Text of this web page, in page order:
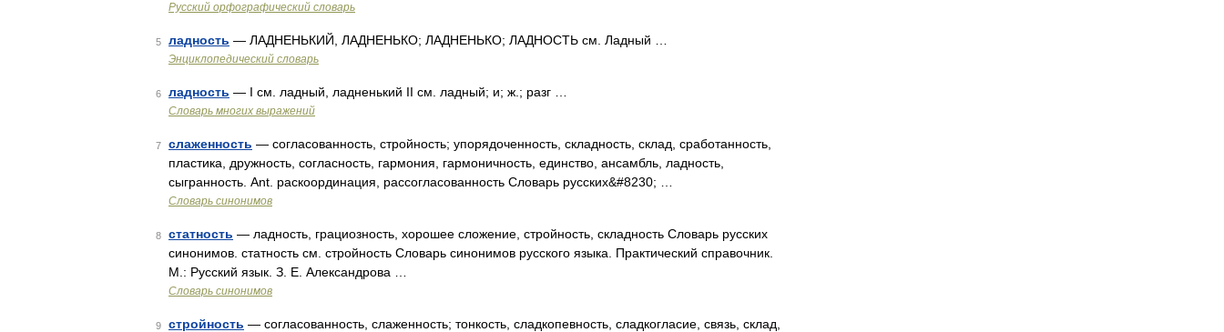
Русский орфографический словарь
5 ладность — ЛАДНЕНЬКИЙ, ЛАДНЕНЬКО; ЛАДНЕНЬКО; ЛАДНОСТЬ см. Ладный …
Энциклопедический словарь
6 ладность — I см. ладный, ладненький II см. ладный; и; ж.; разг …
Словарь многих выражений
7 слаженность — согласованность, стройность; упорядоченность, складность, склад, сработанность,
пластика, дружность, согласность, гармония, гармоничность, единство, ансамбль, ладность,
сыгранность. Ant. раскоординация, рассогласованность Словарь русских&#8230; …
Словарь синонимов
8 статность — ладность, грациозность, хорошее сложение, стройность, складность Словарь русских
синонимов. статность см. стройность Словарь синонимов русского языка. Практический справочник.
М.: Русский язык. З. Е. Александрова …
Словарь синонимов
9 стройность — согласованность, слаженность; тонкость, сладкопевность, сладкогласие, связь, склад,